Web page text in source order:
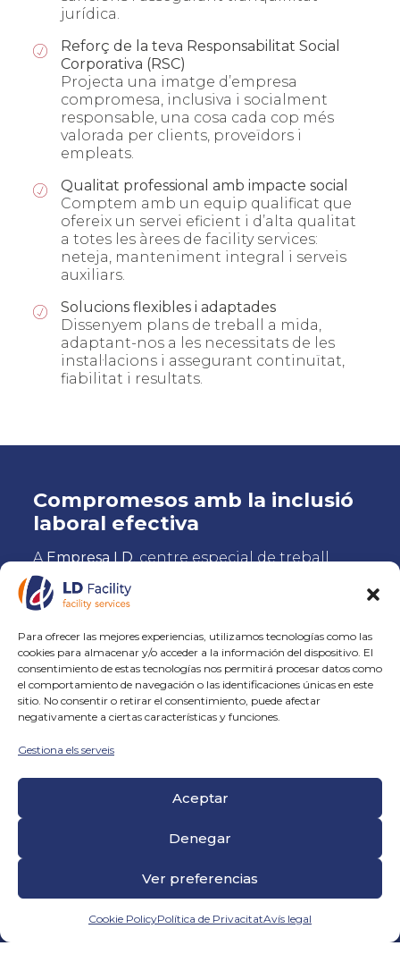
Para ofrecer las mejores experiencias, utilizamos tecnologías como las
cookies para almacenar y/o acceder a la información del dispositivo. El
consentimiento de estas tecnologías nos permitirá procesar datos como
el comportamiento de navegación o las identificaciones únicas en este
sitio. No consentir o retirar el consentimiento, puede afectar
negativamente a ciertas características y funciones.
Gestiona els serveis
Aceptar
Denegar
Ver preferencias
Cookie PolicyPolítica de PrivacitatAvís legal
jurídica.
Reforç de la teva Responsabilitat Social
Corporativa (RSC)
Projecta una imatge d’empresa
compromesa, inclusiva i socialment
responsable, una cosa cada cop més
valorada per clients, proveïdors i
empleats.
Qualitat professional amb impacte social
Comptem amb un equip qualificat que
ofereix un servei eficient i d’alta qualitat
a totes les àrees de facility services:
neteja, manteniment integral i serveis
auxiliars.
Solucions flexibles i adaptades
Dissenyem plans de treball a mida,
adaptant-nos a les necessitats de les
instal·lacions i assegurant continuïtat,
fiabilitat i resultats.
Compromesos amb la inclusió
laboral efectiva
AEmpresa LD, centre especial de treball
especialitzat en facility services, entenem
que la veritable inclusió laboral
s’aconsegueix amb preparació,
acompanyament i compromís.
Per això, cada acció interna que realitzem
està orientada a fer que el nostre equip de
persones amb discapacitat s’incorpori al
serveitotalment adaptat a les necessitats del
clienti amb totes les eines per
Definició de perfils de treball
Analitzem en profunditat les
neteja, manteniment, jardineria o
dinàmica del client. Aquest
diagnòstic inicial permet adaptar
perfils i crear condicions òptimes